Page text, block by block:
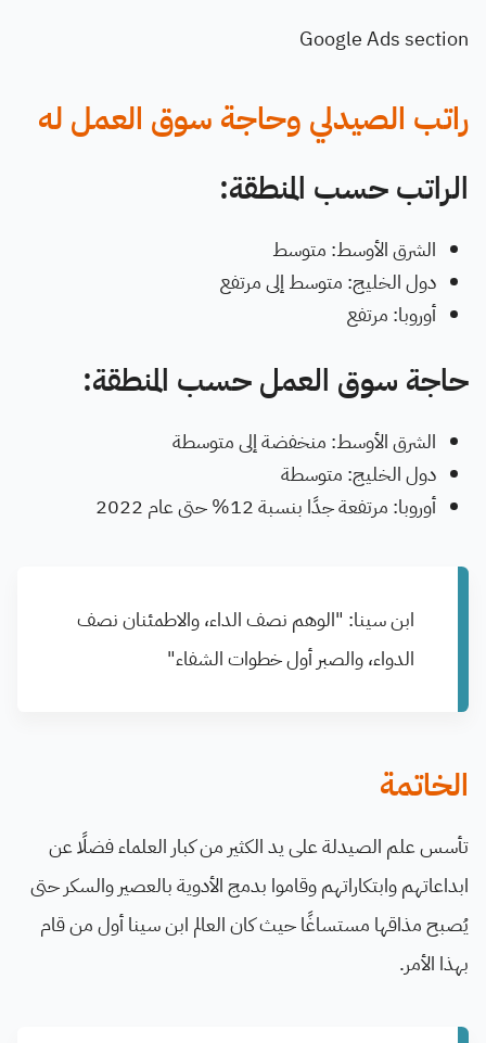
Google Ads section
راتب الصيدلي وحاجة سوق العمل له
الراتب حسب المنطقة:
الشرق الأوسط: متوسط
دول الخليج: متوسط إلى مرتفع
أوروبا: مرتفع
حاجة سوق العمل حسب المنطقة:
الشرق الأوسط: منخفضة إلى متوسطة
دول الخليج: متوسطة
أوروبا: مرتفعة جدًا بنسبة 12% حتى عام 2022
ابن سينا: "الوهم نصف الداء، والاطمئنان نصف
الدواء، والصبر أول خطوات الشفاء"
الخاتمة
تأسس علم الصيدلة على يد الكثير من كبار العلماء فضلًا عن
ابداعاتهم وابتكاراتهم وقاموا بدمج الأدوية بالعصير والسكر حتى
يُصبح مذاقها مستساغًا حيث كان العالم ابن سينا أول من قام
بهذا الأمر.